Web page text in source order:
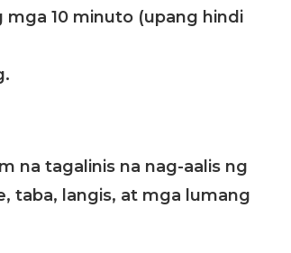
10 minuto (upang hindi
na tagalinis na nag-aalis ng
taba, langis, at mga lumang